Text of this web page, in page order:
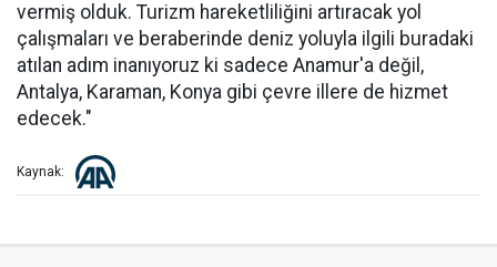
vermiş olduk. Turizm hareketliliğini artıracak yol
çalışmaları ve beraberinde deniz yoluyla ilgili buradaki
atılan adım inanıyoruz ki sadece Anamur'a değil,
Antalya, Karaman, Konya gibi çevre illere de hizmet
edecek."
Kaynak: